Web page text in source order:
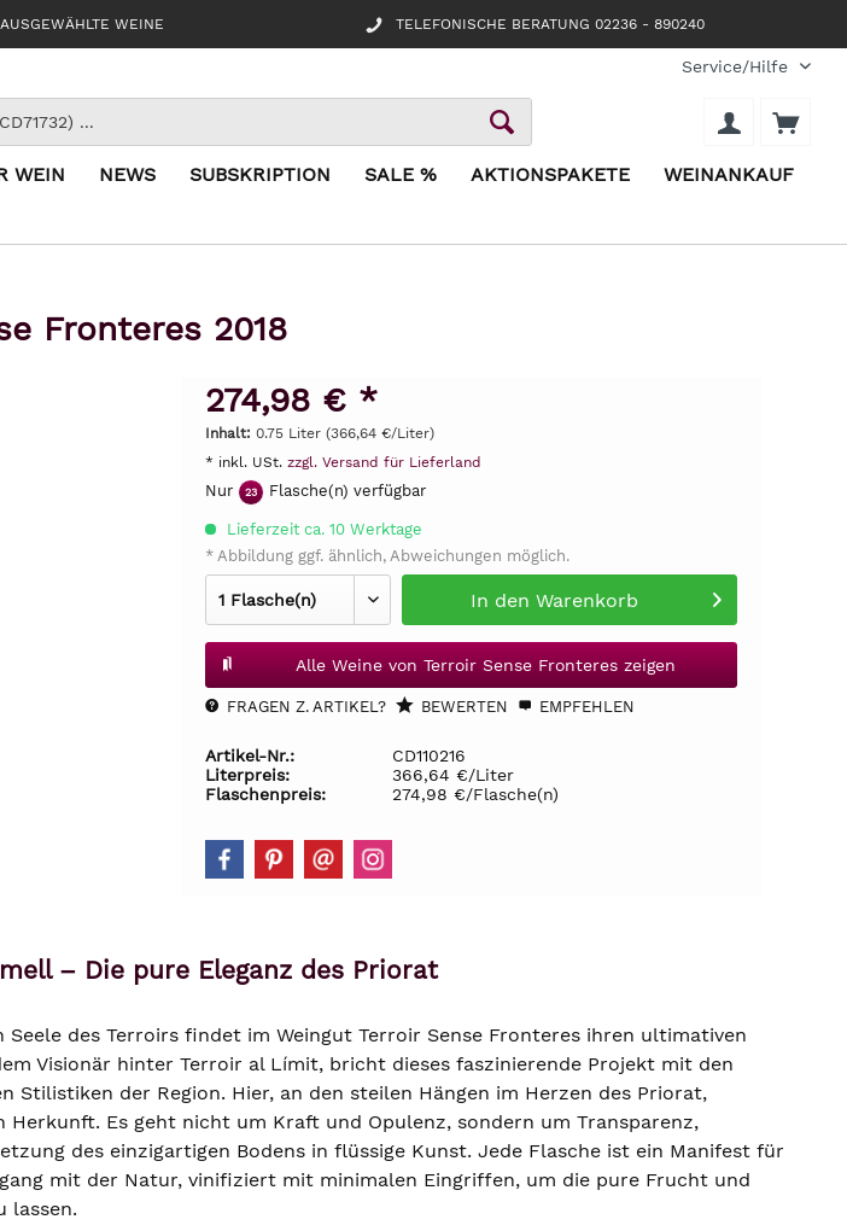
WEINE TELEFONISCHE BERATUNG 02236 - 890240
Service/Hilfe
WEIN NEWS SUBSKRIPTION SALE % AKTIONSPAKETE WEINANKAUF
Fronteres 2018
274,98 € *
Inhalt: 0.75 Liter (366,64 €/Liter)
* inkl. USt. zzgl. Versand für Lieferland
Nur 23 Flasche(n) verfügbar
Lieferzeit ca. 10 Werktage
* Abbildung ggf. ähnlich, Abweichungen möglich.
In den Warenkorb
Alle Weine von Terroir Sense Fronteres zeigen
FRAGEN Z. ARTIKEL? BEWERTEN EMPFEHLEN
Artikel-Nr.:
CD110216
Literpreis:
366,64 €/Liter
Flaschenpreis:
274,98 €/Flasche(n)
– Die pure Eleganz des Priorat
des Terroirs findet im Weingut Terroir Sense Fronteres ihren ultimativen
Visionär hinter Terroir al Límit, bricht dieses faszinierende Projekt mit den
der Region. Hier, an den steilen Hängen im Herzen des Priorat,
Es geht nicht um Kraft und Opulenz, sondern um Transparenz,
des einzigartigen Bodens in flüssige Kunst. Jede Flasche ist ein Manifest für
mit der Natur, vinifiziert mit minimalen Eingriffen, um die pure Frucht und
lassen.